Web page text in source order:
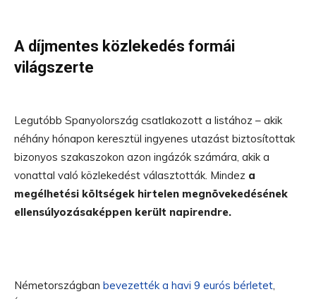
A díjmentes közlekedés formái
világszerte
Legutóbb Spanyolország csatlakozott a listához – akik
néhány hónapon keresztül ingyenes utazást biztosítottak
bizonyos szakaszokon azon ingázók számára, akik a
vonattal való közlekedést választották. Mindez a
megélhetési költségek hirtelen megnövekedésének
ellensúlyozásaképpen került napirendre.
Németországban bevezették a havi 9 eurós bérletet,